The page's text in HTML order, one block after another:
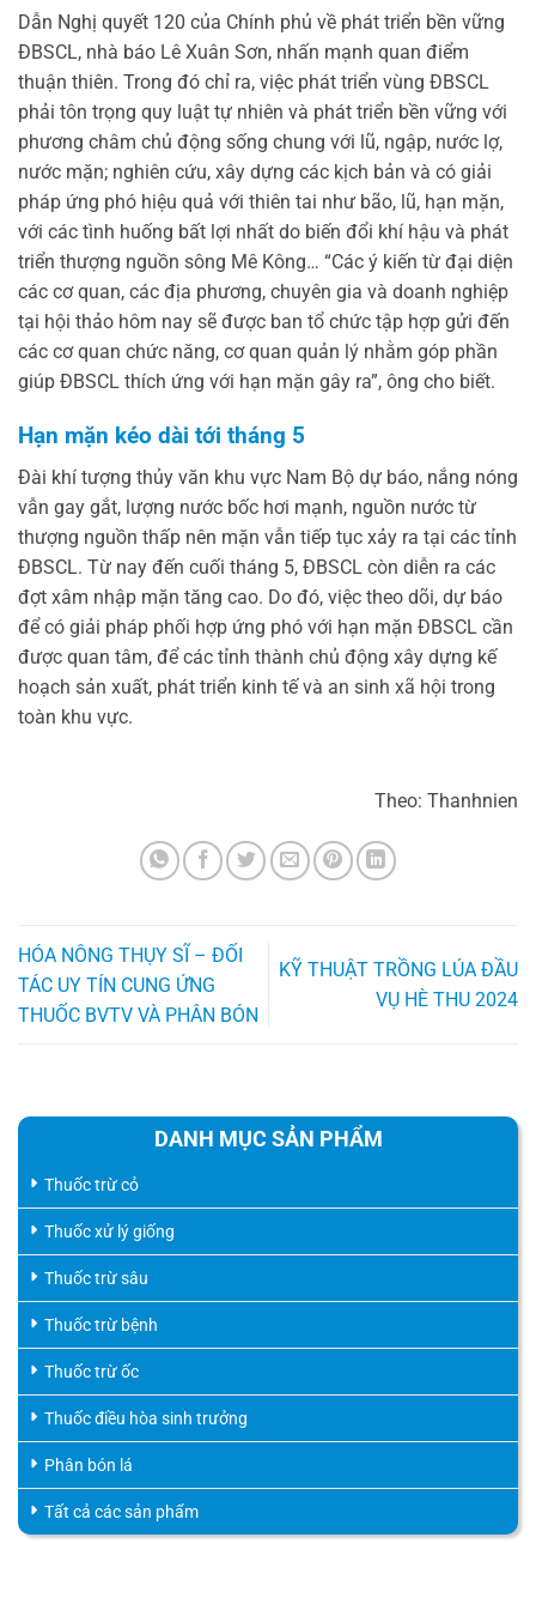
Dẫn Nghị quyết 120 của Chính phủ về phát triển bền vững
ĐBSCL, nhà báo Lê Xuân Sơn, nhấn mạnh quan điểm
thuận thiên. Trong đó chỉ ra, việc phát triển vùng ĐBSCL
phải tôn trọng quy luật tự nhiên và phát triển bền vững với
phương châm chủ động sống chung với lũ, ngập, nước lợ,
nước mặn; nghiên cứu, xây dựng các kịch bản và có giải
pháp ứng phó hiệu quả với thiên tai như bão, lũ, hạn mặn,
với các tình huống bất lợi nhất do biến đổi khí hậu và phát
triển thượng nguồn sông Mê Kông… “Các ý kiến từ đại diện
các cơ quan, các địa phương, chuyên gia và doanh nghiệp
tại hội thảo hôm nay sẽ được ban tổ chức tập hợp gửi đến
các cơ quan chức năng, cơ quan quản lý nhằm góp phần
giúp ĐBSCL thích ứng với hạn mặn gây ra”, ông cho biết.
Hạn mặn kéo dài tới tháng 5
Đài khí tượng thủy văn khu vực Nam Bộ dự báo, nắng nóng
vẫn gay gắt, lượng nước bốc hơi mạnh, nguồn nước từ
thượng nguồn thấp nên mặn vẫn tiếp tục xảy ra tại các tỉnh
ĐBSCL. Từ nay đến cuối tháng 5, ĐBSCL còn diễn ra các
đợt xâm nhập mặn tăng cao. Do đó, việc theo dõi, dự báo
để có giải pháp phối hợp ứng phó với hạn mặn ĐBSCL cần
được quan tâm, để các tỉnh thành chủ động xây dựng kế
hoạch sản xuất, phát triển kinh tế và an sinh xã hội trong
toàn khu vực.
Theo: Thanhnien
HÓA NÔNG THỤY SĨ – ĐỐI
TÁC UY TÍN CUNG ỨNG
THUỐC BVTV VÀ PHÂN BÓN
KỸ THUẬT TRỒNG LÚA ĐẦU
VỤ HÈ THU 2024
DANH MỤC SẢN PHẨM
Thuốc trừ cỏ
Thuốc xử lý giống
Thuốc trừ sâu
Thuốc trừ bệnh
Thuốc trừ ốc
Thuốc điều hòa sinh trưởng
Phân bón lá
Tất cả các sản phẩm